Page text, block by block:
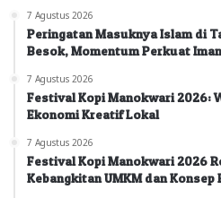
7 Agustus 2026
Peringatan Masuknya Islam di
Besok, Momentum Perkuat
7 Agustus 2026
Festival Kopi Manokwari 2026:
Ekonomi Kreatif Lokal
7 Agustus 2026
Festival Kopi Manokwari 2026
Kebangkitan UMKM dan